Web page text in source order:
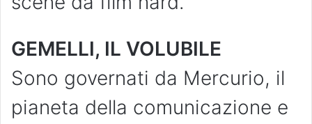
GEMELLI, IL VOLUBILE
Sono governati da Mercurio, il
pianeta della comunicazione e